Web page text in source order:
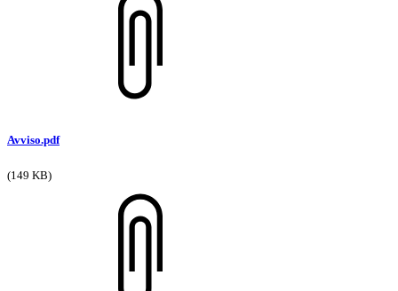
Avviso.pdf
(149 KB)